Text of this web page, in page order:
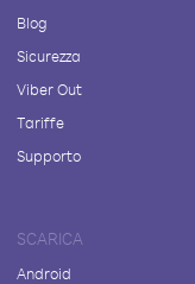
Blog
Sicurezza
Viber Out
Tariffe
Supporto
SCARICA
Android